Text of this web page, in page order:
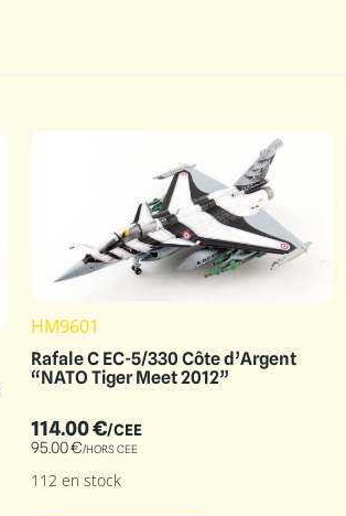
HM9601
Rafale C EC-5/330 Côte d’Argent
“NATO Tiger Meet 2012”
114.00€/CEE
95.00€/HORS CEE
112 en stock